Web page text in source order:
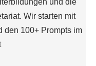
und die
Wir starten mit
den 100+ Prompts im